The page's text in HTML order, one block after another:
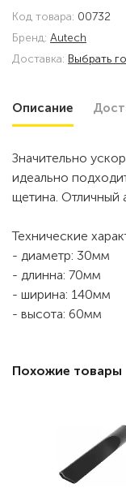
Код товара: 00732
Бренд: Autech
Доставка: Выбрать
Описание
Значительно
идеально
щетина. Отличный
Технические
- диаметр: 30мм
- длинна: 70мм
- ширина: 140мм
- высота: 60мм
Похожие товары